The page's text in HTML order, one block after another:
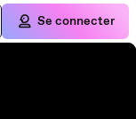
Se connecter